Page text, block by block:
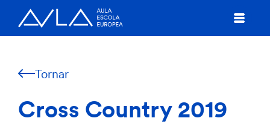
Tornar
Cross Country 2019